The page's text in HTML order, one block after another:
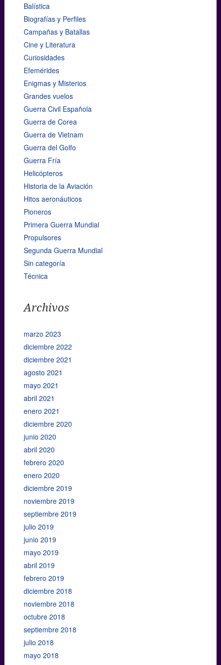
Balística
Biografías y Perfiles
Campañas y Batallas
Cine y Literatura
Curiosidades
Efemérides
Enigmas y Misterios
Grandes vuelos
Guerra Civil Española
Guerra de Corea
Guerra de Vietnam
Guerra del Golfo
Guerra Fría
Helicópteros
Historia de la Aviación
Hitos aeronáuticos
Pioneros
Primera Guerra Mundial
Propulsores
Segunda Guerra Mundial
Sin categoría
Técnica
Archivos
marzo 2023
diciembre 2022
diciembre 2021
agosto 2021
mayo 2021
abril 2021
enero 2021
diciembre 2020
junio 2020
abril 2020
febrero 2020
enero 2020
diciembre 2019
noviembre 2019
septiembre 2019
julio 2019
junio 2019
mayo 2019
abril 2019
febrero 2019
diciembre 2018
noviembre 2018
octubre 2018
septiembre 2018
julio 2018
mayo 2018